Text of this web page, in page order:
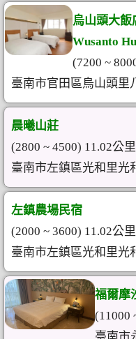
烏山頭大飯
Wusanto
(7200 ~
臺南市官田區烏山頭里
晨曦山莊
(2800 ~ 4500) 11.02公里
臺南市左鎮區光和里光
左鎮農場民宿
(2000 ~ 3600) 11.02公里
臺南市左鎮區光和里光
福爾摩
(11000